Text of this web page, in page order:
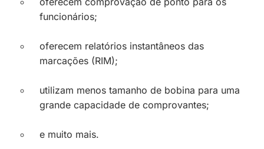
funcionários;
oferecem relatórios instantâneos das
marcações (RIM);
utilizam menos tamanho de bobina para uma
grande capacidade de comprovantes;
e muito mais.